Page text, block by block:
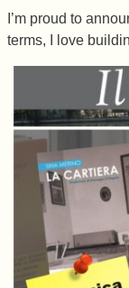
I’m proud to
terms, I love